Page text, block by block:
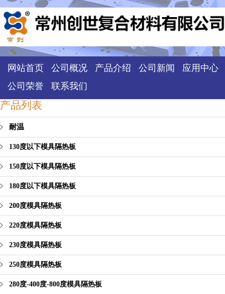
网站首页 公司概况 产品介绍 公司新闻
应用中心
公司荣誉
联系我们
产品列表
耐温
130度以下模具隔热板
150度以下模具隔热板
180度以下模具隔热板
200度模具隔热板
220度模具隔热板
230度模具隔热板
250度模具隔热板
280度-400度-800度模具隔热板